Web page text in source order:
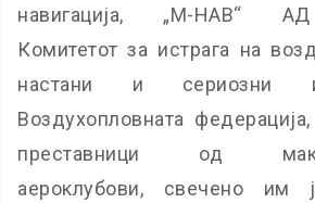
навигација, „М-НАВ“
Комитетот за истрага на
настани и сериозни
Воздухопловната
преставници од
аероклубови, свечено им